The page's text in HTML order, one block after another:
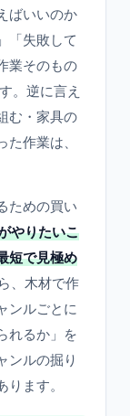
ばいいのか
「失敗して
業そのもの
。逆に言え
む・家具の
作業は、
ための買い
やりたいこ
短で見極め
、木材で作
ンルごとに
れるか」を
ンルの掘り
ます。